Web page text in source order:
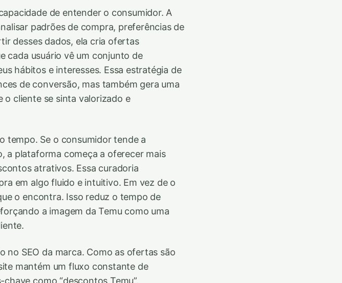
de entender o consumidor. A
padrões de compra, preferências de
desses dados, ela cria ofertas
cada usuário vê um conjunto de
hábitos e interesses. Essa estratégia de
de conversão, mas também gera uma
o cliente se sinta valorizado e
tempo. Se o consumidor tende a
a plataforma começa a oferecer mais
atrativos. Essa curadoria
em algo fluido e intuitivo. Em vez de o
o encontra. Isso reduz o tempo de
a imagem da Temu como uma
SEO da marca. Como as ofertas são
mantém um fluxo constante de